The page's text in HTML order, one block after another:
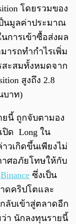
โดยรวมของ
นมูลค่าประมาณ
การเข้าซื้อส่งผล
ารถทำกำไรเพิ่ม
สะสมทั้งหมดจาก
สูงถึง 2.8
บาท)
ยนี้ ถูกจับตามอง
ปิด Long ใน
วเกิดขึ้นเพียงไม่
ศอภัยโทษให้กับ
Binance ซึ่งเป็น
ดคริปโตและ
ลับเข้าสู่ตลาดอีก
า นักลงทุนรายนี้